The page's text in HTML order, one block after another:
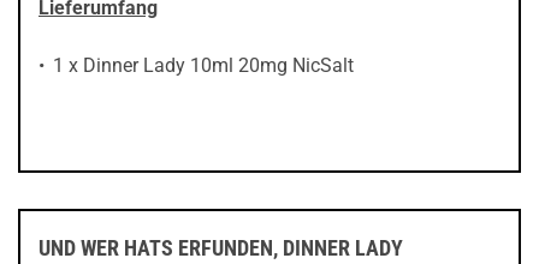
Lieferumfang
1 x Dinner Lady 10ml 20mg NicSalt
UND WER HATS ERFUNDEN, DINNER LADY